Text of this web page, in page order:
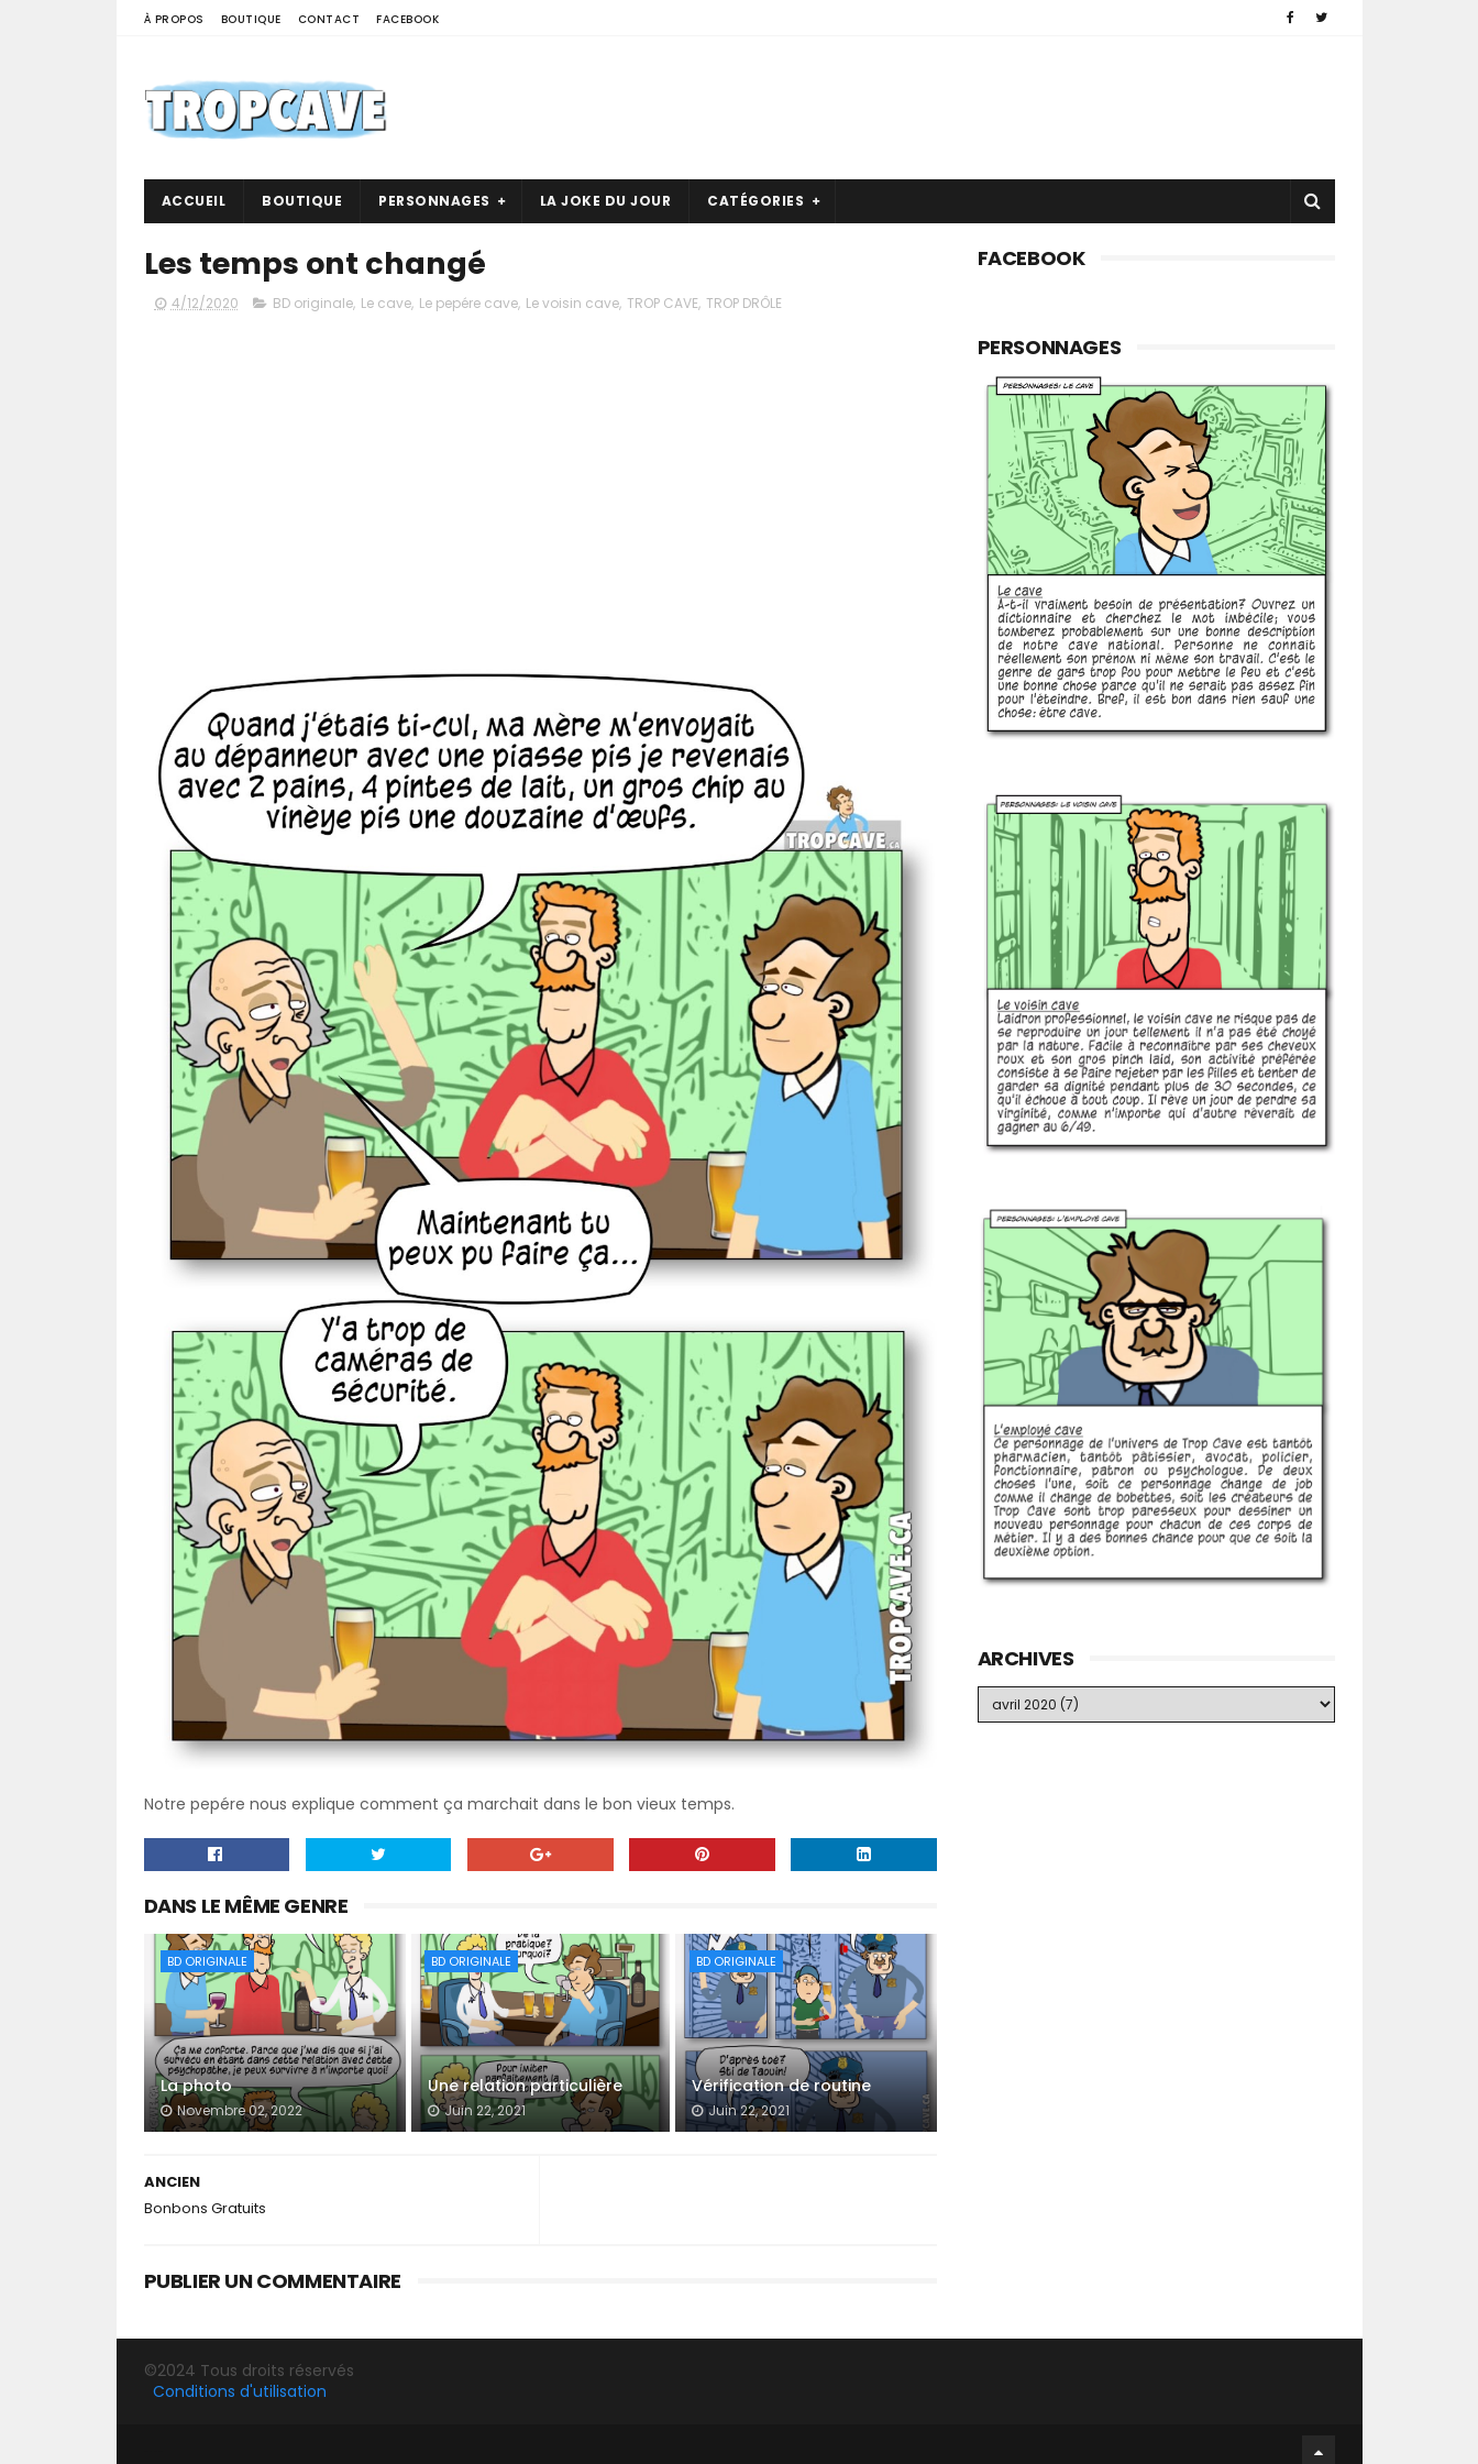
À PROPOS BOUTIQUE CONTACT FACEBOOK
ACCUEIL BOUTIQUE PERSONNAGES LA JOKE DU JOUR CATÉGORIES
Les temps ont changé
4/12/2020 BD originale, Le cave, Le pepére cave, Le voisin cave, TROP CAVE, TROP DRÔLE
Notre pepére nous explique comment ça marchait dans le bon vieux temps.
DANS LE MÊME GENRE
BD ORIGINALE
La photo
Novembre 02, 2022
BD ORIGINALE
Une relation particulière
Juin 22, 2021
BD ORIGINALE
Vérification de routine
Juin 22, 2021
ANCIEN
Bonbons Gratuits
PUBLIER UN COMMENTAIRE
FACEBOOK
PERSONNAGES
ARCHIVES
©2024 Tous droits réservés
Conditions d'utilisation